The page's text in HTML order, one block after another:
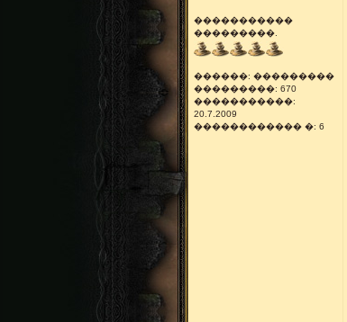
�����������
���������.
������: ���������
���������: 670
�����������:
20.7.2009
������������ �: 6